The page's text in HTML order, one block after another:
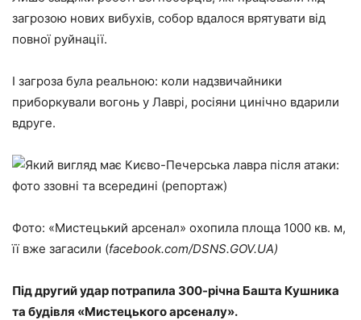
загрозою нових вибухів, собор вдалося врятувати від
повної руйнації.
І загроза була реальною: коли надзвичайники
приборкували вогонь у Лаврі, росіяни цинічно вдарили
вдруге.
Фото: «Мистецький арсенал» охопила площа 1000 кв. м,
її вже загасили (facebook.com/DSNS.GOV.UA)
Під другий удар потрапила 300-річна Башта Кушника
та будівля «Мистецького арсеналу».